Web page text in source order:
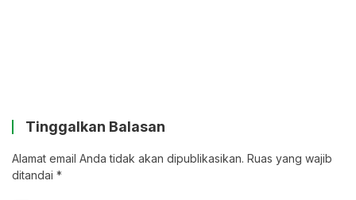
Tinggalkan Balasan
Alamat email Anda tidak akan dipublikasikan. Ruas yang wajib
ditandai *